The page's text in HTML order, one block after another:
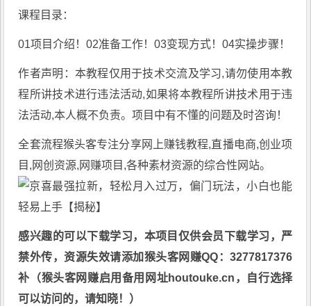
课程目录：
01项目介绍！02准备工作！03变现方式！04实操步骤！
作者声明：本教程仅用于技术交流及学习,请勿使用本教
程所讲技术进行违法活动,如果将本教程所讲技术用于违
法活动,本人概不负责。项目中有不懂的问题及时咨询！
全套流程猴头客专注分享网上赚钱教程,直播电商,创业项
目,网创资源, 网赚项目 ,各种素材资源的综合性网站。
感兴趣的可以下载学习，本项目仅供会员下载学习，严
禁外传，资源失效请添加猴头客网赚QQ：3277817376
补（猴头客网赚启用备用网址houtouke.cn，自行选择
可以访问的，请知晓！）